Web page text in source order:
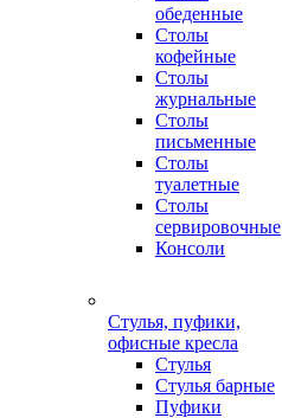
обеденные
Столы
кофейные
Столы
журнальные
Столы
письменные
Столы
туалетные
Столы
сервировочные
Консоли
Стулья, пуфики,
офисные кресла
Стулья
Стулья барные
Пуфики